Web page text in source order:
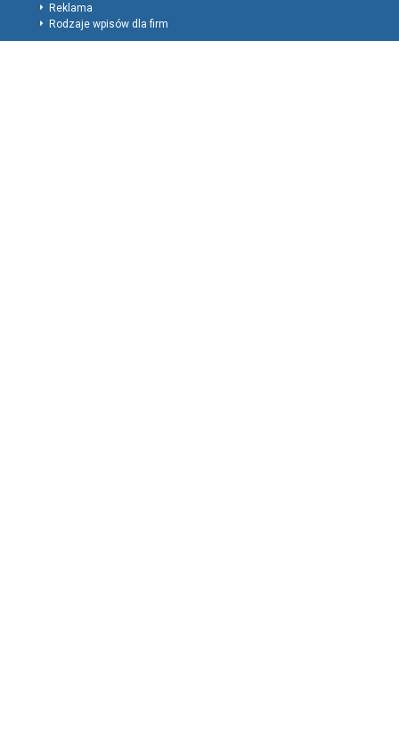
Reklama
Rodzaje wpisów dla firm